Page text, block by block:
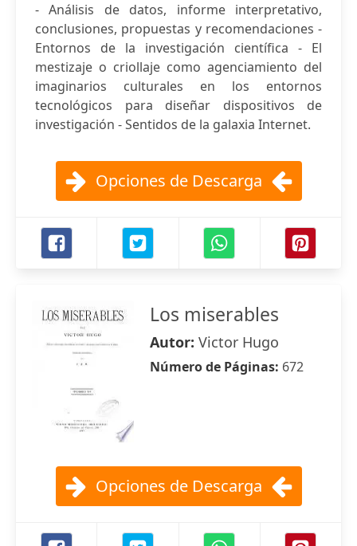
- Análisis de datos, informe interpretativo,
conclusiones, propuestas y recomendaciones -
Entornos de la investigación científica - El
mestizaje o criollaje como agenciamiento del
imaginarios culturales en los entornos
tecnológicos para diseñar dispositivos de
investigación - Sentidos de la galaxia Internet.
Opciones de Descarga
Los miserables
Autor: Victor Hugo
Número de Páginas: 672
Opciones de Descarga